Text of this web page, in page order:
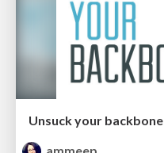
Unsuck your backbone